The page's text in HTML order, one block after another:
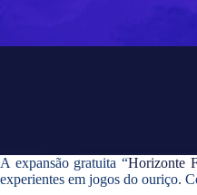
A expansão gratuita “Horizonte
experientes em jogos do ouriço.